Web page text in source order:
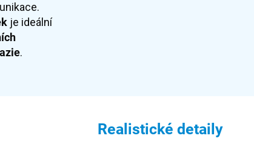
je ideální
.
Realistické detaily